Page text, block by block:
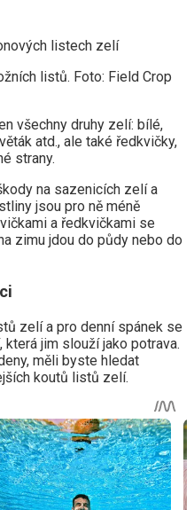
listů. Foto: Field Crop
všechny druhy zelí: bílé,
atd., ale také ředkvičky,
strany.
na sazenicích zelí a
jsou pro ně méně
a ředkvičkami se
zimu jdou do půdy nebo do
zelí a pro denní spánek se
jim slouží jako potrava.
měli byste hledat
koutů listů zelí.